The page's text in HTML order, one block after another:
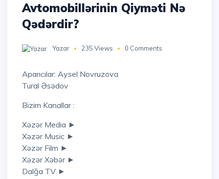
Avtomobillərinin Qiyməti Nə
Qədərdir?
Yazar 235 Views 0 Comments
Aparıcılar: Aysel Novruzova
Tural Əsədov
Bizim Kanallar :
Xəzər Media ►
Xəzər Music ►
Xəzər Film ►
Xəzər Xəbər ►
Dalğa TV ►